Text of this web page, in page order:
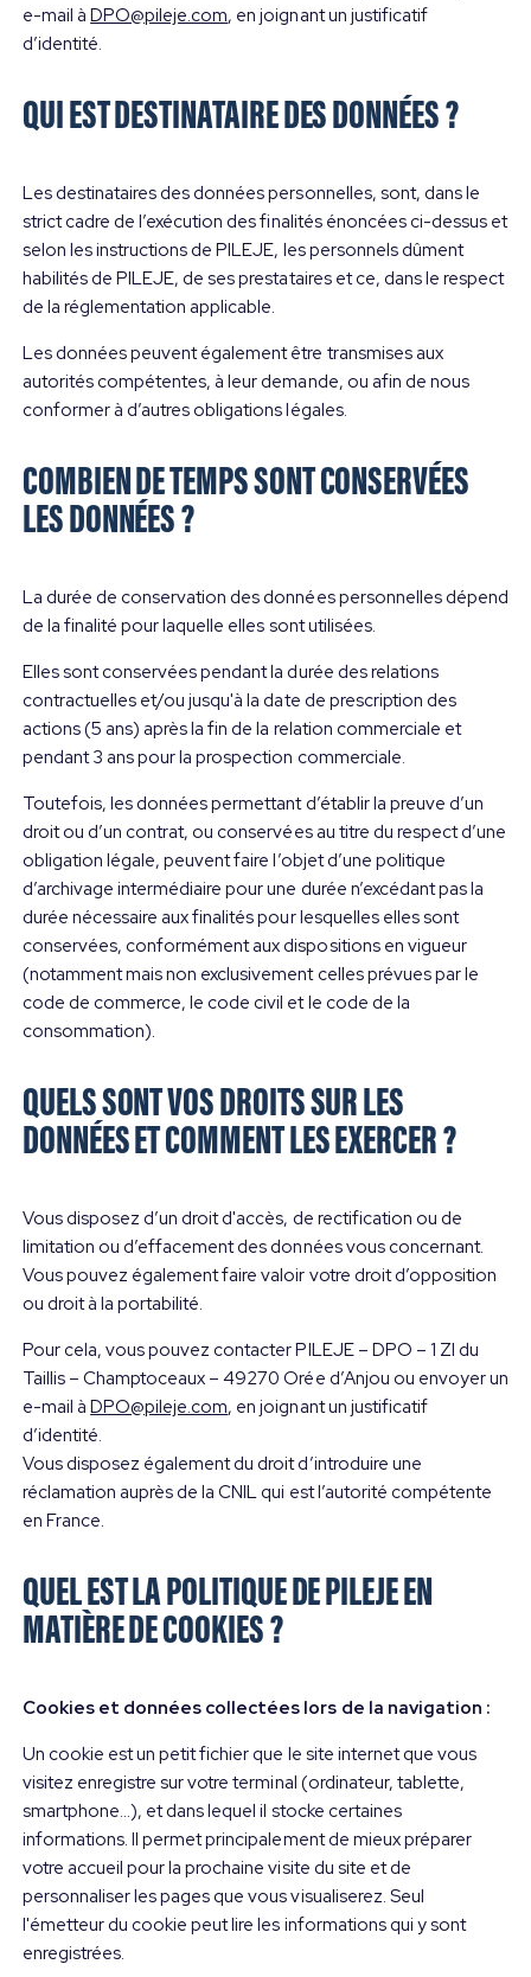
e-mail àDPO@pileje.com, en joignant un justificatif
d’identité.
QUI EST DESTINATAIRE DES DONNÉES ?
Les destinataires des données personnelles, sont, dans le
strict cadre de l’exécution des finalités énoncées ci-dessus et
selon les instructions de PILEJE, les personnels dûment
habilités de PILEJE, de ses prestataires et ce, dans le respect
de la réglementation applicable.
Les données peuvent également être transmises aux
autorités compétentes, à leur demande, ou afin de nous
conformer à d’autres obligations légales.
COMBIEN DE TEMPS SONT CONSERVÉES
LES DONNÉES ?
La durée de conservation des données personnelles dépend
de la finalité pour laquelle elles sont utilisées.
Elles sont conservées pendant la durée des relations
contractuelles et/ou jusqu'à la date de prescription des
actions (5 ans) après la fin de la relation commerciale et
pendant 3 ans pour la prospection commerciale.
Toutefois, les données permettant d’établir la preuve d’un
droit ou d’un contrat, ou conservées au titre du respect d’une
obligation légale, peuvent faire l’objet d’une politique
d’archivage intermédiaire pour une durée n’excédant pas la
durée nécessaire aux finalités pour lesquelles elles sont
conservées, conformément aux dispositions en vigueur
(notamment mais non exclusivement celles prévues par le
code de commerce, le code civil et le code de la
consommation).
QUELS SONT VOS DROITS SUR LES
DONNÉES ET COMMENT LES EXERCER ?
Vous disposez d’un droit d'accès, de rectification ou de
limitation ou d’effacement des données vous concernant.
Vous pouvez également faire valoir votre droit d’opposition
ou droit à la portabilité.
Pour cela, vous pouvez contacter PILEJE – DPO – 1 ZI du
Taillis – Champtoceaux – 49270 Orée d’Anjou ou envoyer un
e-mail àDPO@pileje.com, en joignant un justificatif
d’identité.
Vous disposez également du droit d’introduire une
réclamation auprès de la CNIL qui est l’autorité compétente
en France.
QUEL EST LA POLITIQUE DE PILEJE EN
MATIÈRE DE COOKIES ?
Cookies et données collectées lors de la navigation :
Un cookie est un petit fichier que le site internet que vous
visitez enregistre sur votre terminal (ordinateur, tablette,
smartphone...), et dans lequel il stocke certaines
informations. Il permet principalement de mieux préparer
votre accueil pour la prochaine visite du site et de
personnaliser les pages que vous visualiserez. Seul
l'émetteur du cookie peut lire les informations qui y sont
enregistrées.